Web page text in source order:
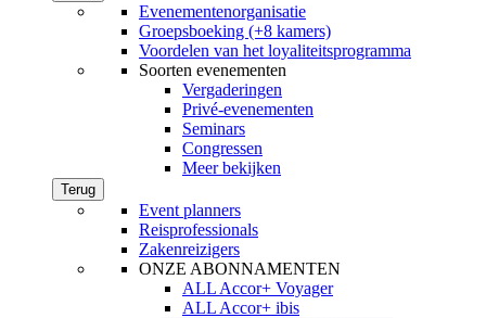
Evenementenorganisatie
Groepsboeking (+8 kamers)
Voordelen van het loyaliteitsprogramma
Soorten evenementen
Vergaderingen
Privé-evenementen
Seminars
Congressen
Meer bekijken
Terug
Event planners
Reisprofessionals
Zakenreizigers
ONZE ABONNAMENTEN
ALL Accor+ Voyager
ALL Accor+ ibis